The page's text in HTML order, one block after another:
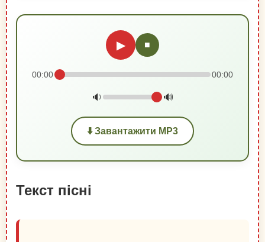
▶ ■
00:00 00:00
🔉 🔊
⬇️ Завантажити MP3
Текст пісні